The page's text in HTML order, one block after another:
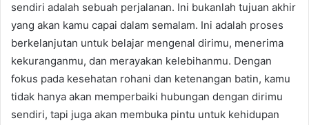
sendiri adalah sebuah perjalanan. Ini bukanlah tujuan akhir
yang akan kamu capai dalam semalam. Ini adalah proses
berkelanjutan untuk belajar mengenal dirimu, menerima
kekuranganmu, dan merayakan kelebihanmu. Dengan
fokus pada kesehatan rohani dan ketenangan batin, kamu
tidak hanya akan memperbaiki hubungan dengan dirimu
sendiri, tapi juga akan membuka pintu untuk kehidupan